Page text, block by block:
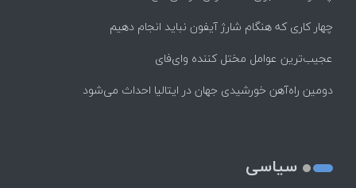
چهار کاری که هنگام شارژ آیفون نباید انجام دهیم
عجیب‌ترین عوامل مختل کننده وای‌فای
دومین راه‌آهن خورشیدی جهان در ایتالیا احداث می‌شود
سیاسی